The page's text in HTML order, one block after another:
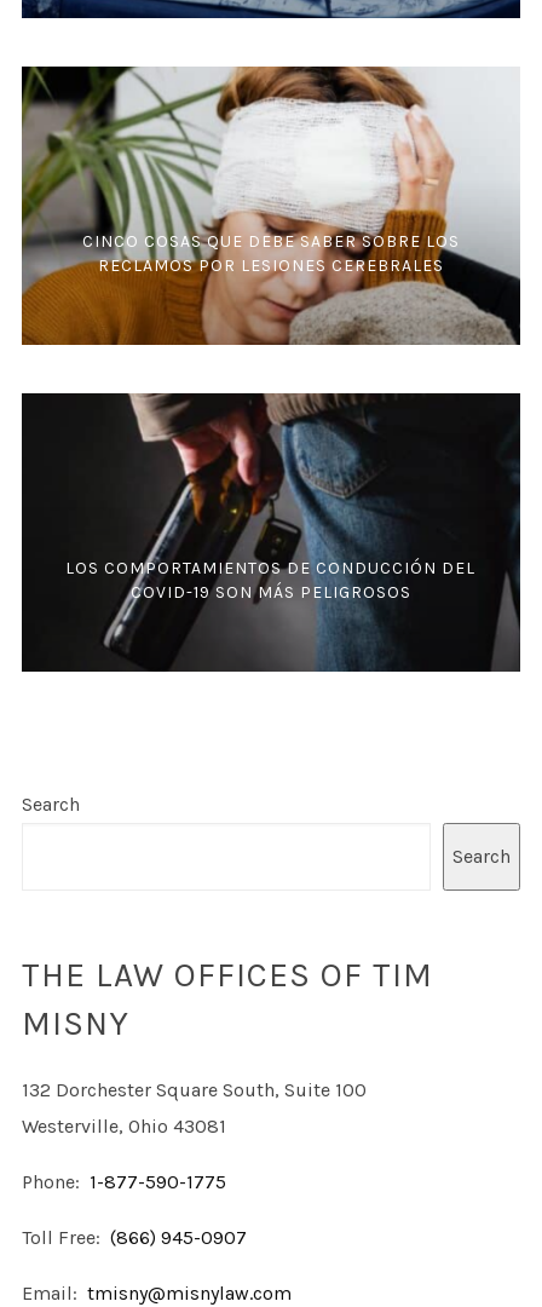
CINCO COSAS QUE DEBE SABER SOBRE LOS
RECLAMOS POR LESIONES CEREBRALES
LOS COMPORTAMIENTOS DE CONDUCCIÓN DEL
COVID-19 SON MÁS PELIGROSOS
Search
Search
THE LAW OFFICES OF TIM
MISNY
132 Dorchester Square South, Suite 100
Westerville, Ohio 43081
Phone: 1-877-590-1775
Toll Free: (866) 945-0907
Email: tmisny@misnylaw.com